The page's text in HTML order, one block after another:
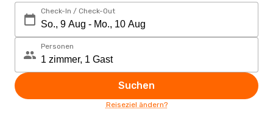
Check-In / Check-Out
Personen
Suchen
Reiseziel ändern?